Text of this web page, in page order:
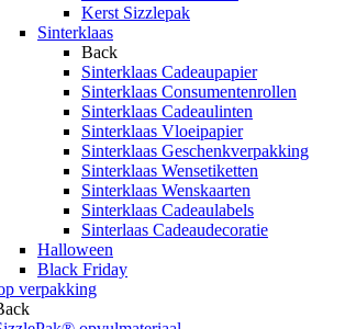
Kerst Sizzlepak
Sinterklaas
Back
Sinterklaas Cadeaupapier
Sinterklaas Consumentenrollen
Sinterklaas Cadeaulinten
Sinterklaas Vloeipapier
Sinterklaas Geschenkverpakking
Sinterklaas Wensetiketten
Sinterklaas Wenskaarten
Sinterklaas Cadeaulabels
Sinterlaas Cadeaudecoratie
Halloween
Black Friday
verpakking